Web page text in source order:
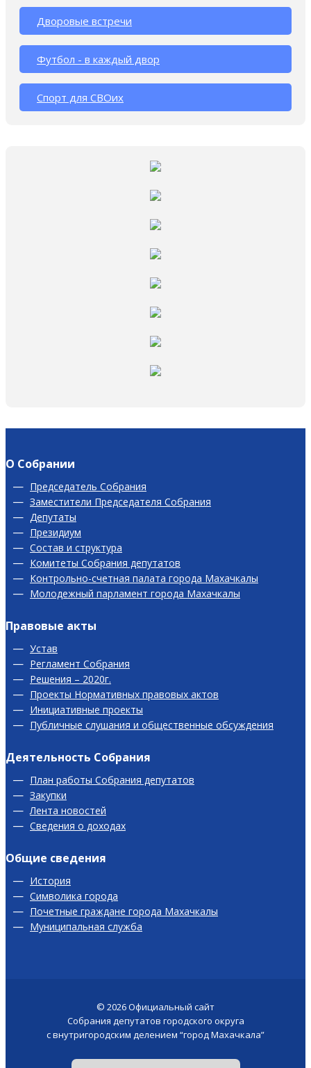
Дворовые встречи
Футбол - в каждый двор
Спорт для СВОих
О Собрании
Председатель Собрания
Заместители Председателя Собрания
Депутаты
Президиум
Состав и структура
Комитеты Собрания депутатов
Контрольно-счетная палата города Махачкалы
Молодежный парламент города Махачкалы
Правовые акты
Устав
Регламент Собрания
Решения – 2020г.
Проекты Нормативных правовых актов
Инициативные проекты
Публичные слушания и общественные обсуждения
Деятельность Собрания
План работы Собрания депутатов
Закупки
Лента новостей
Сведения о доходах
Общие сведения
История
Символика города
Почетные граждане города Махачкалы
Муниципальная служба
© 2026Официальный сайт
Собрания депутатов городского округа
с внутригородским делением “город Махачкала”